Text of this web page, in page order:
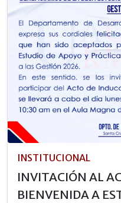
INSTITUCIONAL
INVITACIÓN AL
BIENVENIDA A